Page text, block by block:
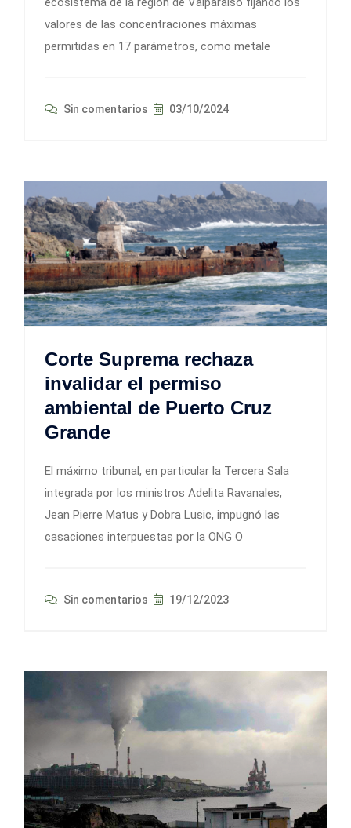
valores de las concentraciones máximas
permitidas en 17 parámetros, como metale
Sin comentarios 03/10/2024
Corte Suprema rechaza
invalidar el permiso
ambiental de Puerto Cruz
Grande
El máximo tribunal, en particular la Tercera Sala
integrada por los ministros Adelita Ravanales,
Jean Pierre Matus y Dobra Lusic, impugnó las
casaciones interpuestas por la ONG O
Sin comentarios 19/12/2023